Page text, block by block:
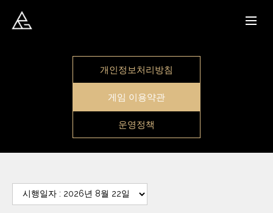
개인정보처리방침
게임 이용약관
운영정책